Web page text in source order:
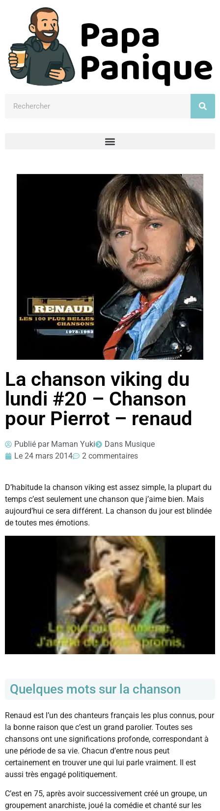
La chanson viking du
lundi #20 – Chanson
pour Pierrot – renaud
Publié parMaman Yuki Dans Musique
Le 24 mars 2014 2 commentaires
D’habitude la chanson viking est assez simple, la plupart du
temps c’est seulement une chanson que j’aime bien. Mais
aujourd’hui ce sera différent. La chanson du jour est blindée
de toutes mes émotions.
Quelques mots sur la chanson
Renaud est l’un des chanteurs français les plus connus, pour
la bonne raison que c’est un grand parolier. Toutes ses
chansons ont une significations profonde, correspondant à
une période de sa vie. Chacun d’entre nous peut
certainement en trouver une qui lui parle vraiment. Il est
aussi très engagé politiquement.
C’est en 75, après avoir successivement créé un groupe, un
groupement anarchiste, joué la comédie et chanté sur les